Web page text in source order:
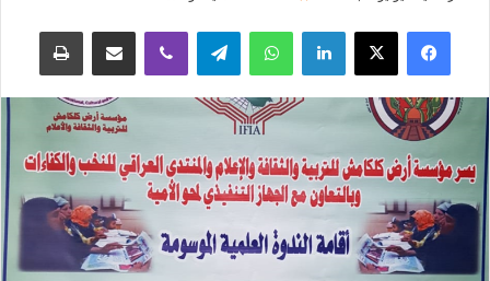
فيسبوك لينكدإن واتساب